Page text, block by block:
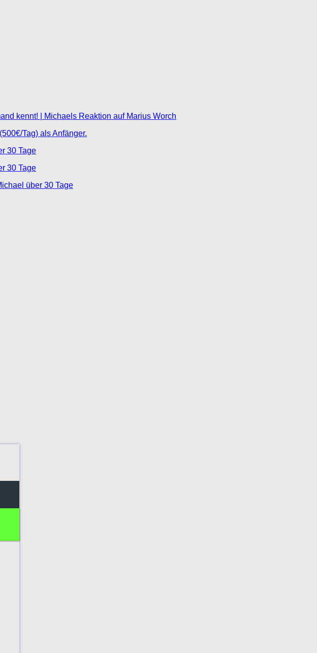
kennt! | Michaels Reaktion auf Marius Worch
Tag) als Anfänger.
30 Tage
30 Tage
über 30 Tage